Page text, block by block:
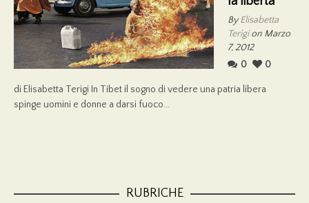
ByElisabetta
Terigion Marzo
7, 2012
0
0
di Elisabetta Terigi In Tibet il sogno di vedere una patria libera
spinge uomini e donne a darsi fuoco...
RUBRICHE